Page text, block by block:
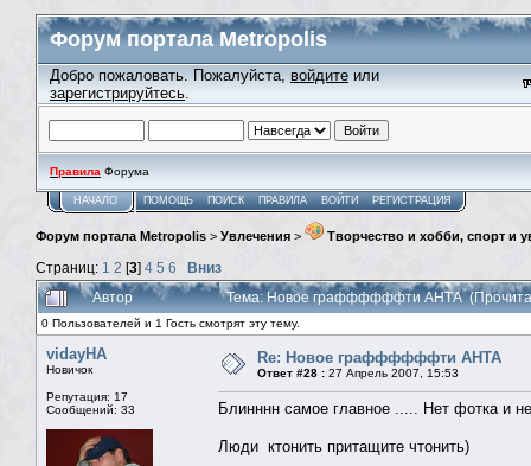
Форум портала Metropolis
Добро пожаловать. Пожалуйста, войдите или
зарегистрируйтесь.
Правила Форума
НАЧАЛО ПОМОЩЬ ПОИСК ПРАВИЛА ВОЙТИ РЕГИСТРАЦИЯ
Форум портала Metropolis > Увлечения > Творчество и хобби, спорт и
Страниц: 1 2 [3] 4 5 6
Вниз
Автор
Тема: Новое граффффффти АНТА
0 Пользователей и 1 Гость смотрят эту тему.
vidayHA
Новичок
Репутация: 17
Сообщений: 33
Re: Новое граффффффти АНТА
Ответ #28 : 27 Апрель 2007, 15:53
Блинннн самое главное ..... Нет фотка и
Люди ктонить притащите чтонить)